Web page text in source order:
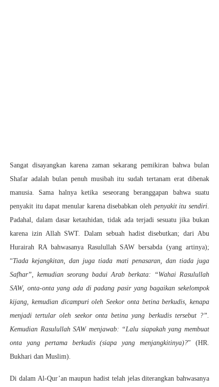
Sangat disayangkan karena zaman sekarang pemikiran bahwa bulan
Shafar adalah bulan penuh musibah itu sudah tertanam erat dibenak
manusia. Sama halnya ketika seseorang beranggapan bahwa suatu
penyakit itu dapat menular karena disebabkan oleh penyakit itu sendiri.
Padahal, dalam dasar ketauhidan, tidak ada terjadi sesuatu jika bukan
karena izin Allah SWT. Dalam sebuah hadist disebutkan; dari Abu
Hurairah RA bahwasanya Rasulullah SAW bersabda (yang artinya);
“Tiada kejangkitan, dan juga tiada mati penasaran, dan tiada juga
Safhar”, kemudian seorang badui Arab berkata: “Wahai Rasulullah
SAW, onta-onta yang ada di padang pasir yang bagaikan sekelompok
kijang, kemudian dicampuri oleh Seekor onta betina berkudis, kenapa
menjadi tertular oleh seekor onta betina yang berkudis tersebut ?”.
Kemudian Rasulullah SAW menjawab: “Lalu siapakah yang membuat
onta yang pertama berkudis (siapa yang menjangkitinya)?” (HR.
Bukhari dan Muslim).
Di dalam Al-Qur’an maupun hadist telah jelas diterangkan bahwasanya